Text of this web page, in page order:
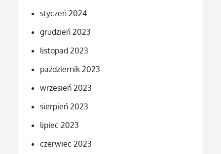
styczeń 2024
grudzień 2023
listopad 2023
październik 2023
wrzesień 2023
sierpień 2023
lipiec 2023
czerwiec 2023